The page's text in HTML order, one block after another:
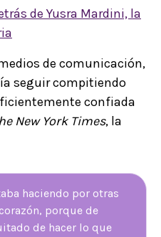
de Yusra Mardini, la
de comunicación,
seguir compitiendo
confiada
New York Times, la
haciendo por otras
porque de
de hacer lo que